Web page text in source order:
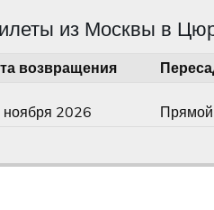
из Москвы в
возвращения
ноября 2026